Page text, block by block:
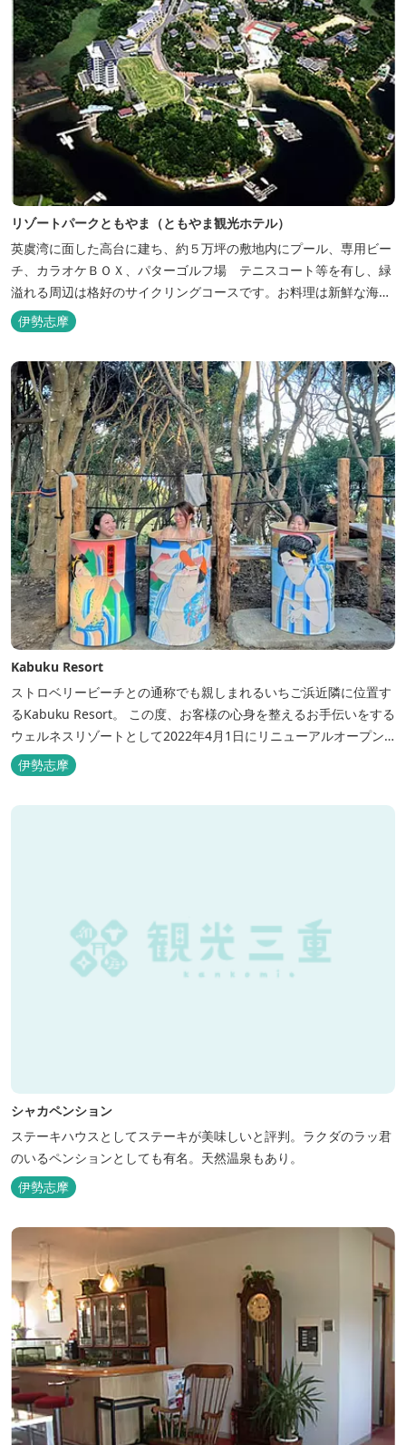
リゾートパークともやま（ともやま観光ホテル）
英虞湾に面した高台に建ち、約５万坪の敷地内にプール、専用ビー
チ、カラオケＢＯＸ、パターゴルフ場 テニスコート等を有し、緑
溢れる周辺は格好のサイクリングコースです。お料理は新鮮な海の
幸をふんだんに使用する荒磯焼、活造会席、伊勢海老残酷鍋会席、
松茸料理（秋）等グルメ志向の方に好評です。夏には野外バーベキ
伊勢志摩
Kabuku Resort
ストロベリービーチとの通称でも親しまれるいちご浜近隣に位置す
るKabuku Resort。 この度、お客様の心身を整えるお手伝いをする
ウェルネスリゾートとして2022年4月1日にリニューアルオープン
いたしました。 フィンランド式ロウリュテントサウナがご宿泊区画
に1張ずつ付属されたプランが登場。 「ととのう」条件が揃い、さ
らに皆様に楽しんでもらえる空間となりました。 満点の星空の下で
伊勢志摩
シャカペンション
ステーキハウスとしてステーキが美味しいと評判。ラクダのラッ君
のいるペンションとしても有名。天然温泉もあり。
伊勢志摩